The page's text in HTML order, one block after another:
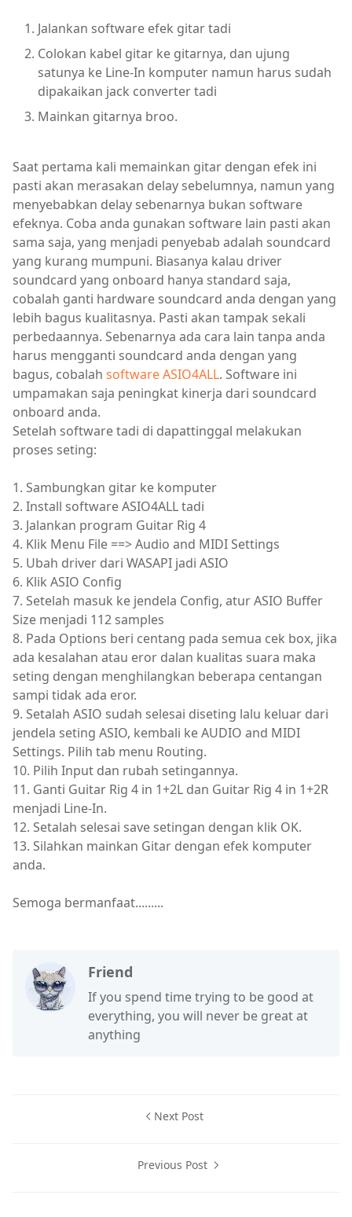
Jalankan software efek gitar tadi
Colokan kabel gitar ke gitarnya, dan ujung
satunya ke Line-In komputer namun harus sudah
dipakaikan jack converter tadi
Mainkan gitarnya broo.
Saat pertama kali memainkan gitar dengan efek ini
pasti akan merasakan delay sebelumnya, namun yang
menyebabkan delay sebenarnya bukan software
efeknya. Coba anda gunakan software lain pasti akan
sama saja, yang menjadi penyebab adalah soundcard
yang kurang mumpuni. Biasanya kalau driver
soundcard yang onboard hanya standard saja,
cobalah ganti hardware soundcard anda dengan yang
lebih bagus kualitasnya. Pasti akan tampak sekali
perbedaannya. Sebenarnya ada cara lain tanpa anda
harus mengganti soundcard anda dengan yang
bagus, cobalah software ASIO4ALL. Software ini
umpamakan saja peningkat kinerja dari soundcard
onboard anda.
Setelah software tadi di dapattinggal melakukan
proses seting:
1. Sambungkan gitar ke komputer
2. Install software ASIO4ALL tadi
3. Jalankan program Guitar Rig 4
4. Klik Menu File ==> Audio and MIDI Settings
5. Ubah driver dari WASAPI jadi ASIO
6. Klik ASIO Config
7. Setelah masuk ke jendela Config, atur ASIO Buffer
Size menjadi 112 samples
8. Pada Options beri centang pada semua cek box, jika
ada kesalahan atau eror dalan kualitas suara maka
seting dengan menghilangkan beberapa centangan
sampi tidak ada eror.
9. Setalah ASIO sudah selesai diseting lalu keluar dari
jendela seting ASIO, kembali ke AUDIO and MIDI
Settings. Pilih tab menu Routing.
10. Pilih Input dan rubah setingannya.
11. Ganti Guitar Rig 4 in 1+2L dan Guitar Rig 4 in 1+2R
menjadi Line-In.
12. Setalah selesai save setingan dengan klik OK.
13. Silahkan mainkan Gitar dengan efek komputer
anda.
Semoga bermanfaat.........
Friend
If you spend time trying to be good at
everything, you will never be great at
anything
Next Post
Previous Post